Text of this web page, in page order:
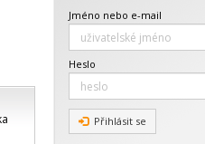
Jméno nebo e-mail
Heslo
Přihlásit se